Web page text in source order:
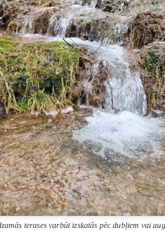
terases varbūt izskatās pēc dubļiem vai